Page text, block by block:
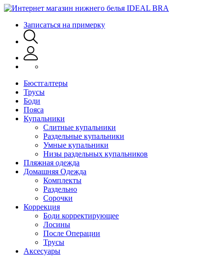
Записаться на примерку
Бюстгалтеры
Трусы
Боди
Пояса
Купальники
Слитные купальники
Раздельные купальники
Умные купальники
Низы раздельных купальников
Пляжная одежда
Домашняя Одежда
Комплекты
Раздельно
Сорочки
Коррекция
Боди корректирующее
Лосины
После Операции
Трусы
Аксесуары